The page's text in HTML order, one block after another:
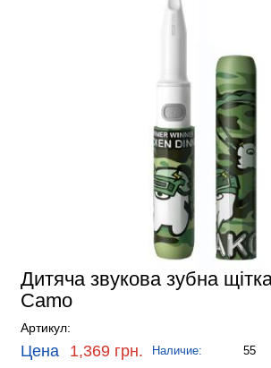
Дитяча звукова зубна
Camo
Артикул:
Цена 1,369 грн. Наличие: 55